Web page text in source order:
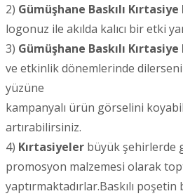
2) Gümüşhane Baskılı
logonuz ile akılda kalıcı bir etki
3) Gümüşhane Baskılı
ve etkinlik dönemlerinde
yüzüne
kampanyalı ürün görselini
artırabilirsiniz.
4) Kırtasiyeler büyük şehirlerde
promosyon malzemesi olarak
yaptırmaktadırlar.Baskılı